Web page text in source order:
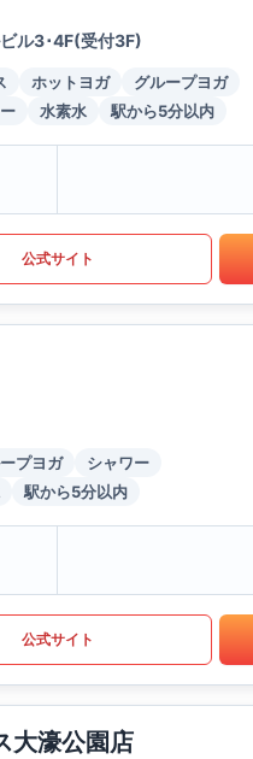
ル3･4F(受付3F)
ホットヨガ
グループヨガ
水素水 駅から5分以内
公式サイト
プヨガ
シャワー
駅から5分以内
公式サイト
大濠公園店